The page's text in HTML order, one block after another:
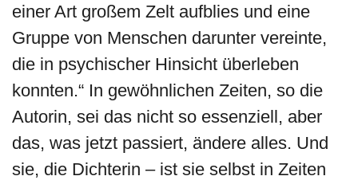
einer Art großem Zelt aufblies und eine
Gruppe von Menschen darunter vereinte,
die in psychischer Hinsicht überleben
konnten.“ In gewöhnlichen Zeiten, so die
Autorin, sei das nicht so essenziell, aber
das, was jetzt passiert, ändere alles. Und
sie, die Dichterin – ist sie selbst in Zeiten